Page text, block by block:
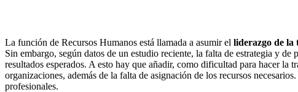
La función de Recursos Humanos está llamada a asumir el liderazgo de
Sin embargo, según datos de un estudio reciente, la falta de estrategia y
resultados esperados. A esto hay que añadir, como dificultad para hacer
organizaciones, además de la falta de asignación de los recursos
profesionales.